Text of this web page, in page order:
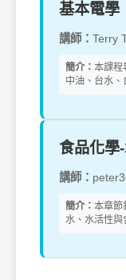
基本電學
講師： Terry
簡介： 本課程
中油、台水
食品化學
講師：
簡介： 本章節
水、水活性